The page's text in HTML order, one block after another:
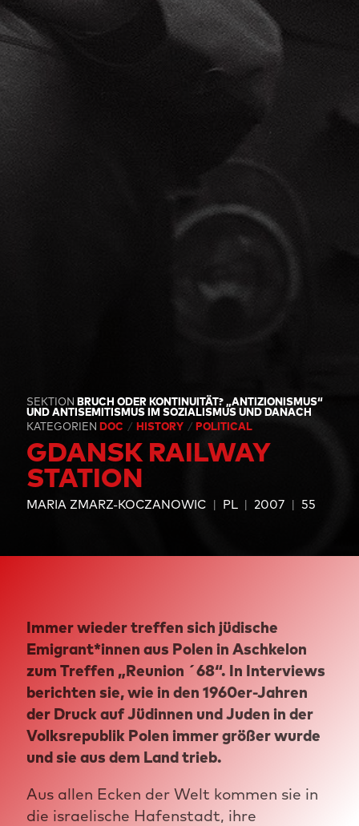
SEKTION BRUCH ODER KONTINUITÄT? „ANTIZIONISMUS“
UND ANTISEMITISMUS IM SOZIALISMUS UND DANACH
KATEGORIEN DOC HISTORY POLITICAL
GDANSK RAILWAY
STATION
MARIA ZMARZ-KOCZANOWIC PL 2007 55
Immer wieder treffen sich jüdische
Emigrant*innen aus Polen in Aschkelon
zum Treffen „Reunion ´68“. In Interviews
berichten sie, wie in den 1960er-Jahren
der Druck auf Jüdinnen und Juden in der
Volksrepublik Polen immer größer wurde
und sie aus dem Land trieb.
Aus allen Ecken der Welt kommen sie in
die israelische Hafenstadt, ihre